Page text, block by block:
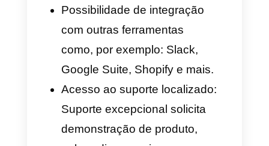
cliente a qualquer pessoa da
sua equipe, além disso, você
poderá: etiquetar, utilizar funis
de venda, enviar arquivos
multimídia e atribuir os chats a
qualquer team ou membro da